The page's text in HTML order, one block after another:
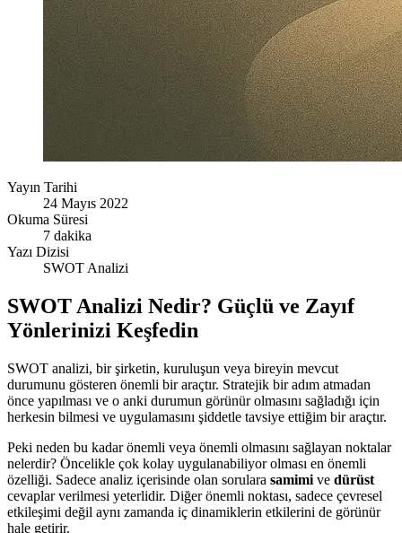
Yayın Tarihi
24 Mayıs 2022
Okuma Süresi
7 dakika
Yazı Dizisi
SWOT Analizi
SWOT Analizi Nedir? Güçlü ve Zayıf
Yönlerinizi Keşfedin
SWOT analizi, bir şirketin, kuruluşun veya bireyin mevcut
durumunu gösteren önemli bir araçtır. Stratejik bir adım atmadan
önce yapılması ve o anki durumun görünür olmasını sağladığı için
herkesin bilmesi ve uygulamasını şiddetle tavsiye ettiğim bir araçtır.
Peki neden bu kadar önemli veya önemli olmasını sağlayan noktalar
nelerdir? Öncelikle çok kolay uygulanabiliyor olması en önemli
özelliği. Sadece analiz içerisinde olan sorulara samimi ve dürüst
cevaplar verilmesi yeterlidir. Diğer önemli noktası, sadece çevresel
etkileşimi değil aynı zamanda iç dinamiklerin etkilerini de görünür
hale getirir.